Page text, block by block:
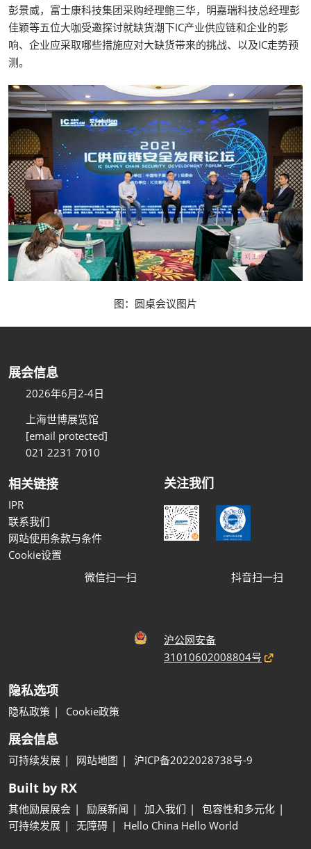
彭景威，富士康科技集团采购经理鲍三华，明嘉瑞科技总经理彭
佳颖等五位大咖受邀探讨就缺货潮下IC产业供应链和企业的影
响、企业应采取哪些措施应对大缺货带来的挑战、以及IC走势预
测。
图：圆桌会议图片
展会信息
2026年6月2-4日
上海世博展览馆
[email protected]
021 2231 7010
相关链接
IPR
联系我们
网站使用条款与条件
Cookie设置
关注我们
微信扫一扫 抖音扫一扫
沪公网安备
31010602008804号
隐私选项
隐私政策 Cookie政策
展会信息
可持续发展 网站地图 沪ICP备2022028738号-9
Built by RX
其他励展展会 励展新闻 加入我们
包容性和多元化
可持续发展
无障碍 Hello China Hello World